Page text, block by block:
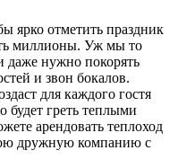
ярко отметить праздник
миллионы. Уж мы то
даже нужно покорять
и звон бокалов.
для каждого гостя
будет греть теплыми
арендовать теплоход
дружную компанию с